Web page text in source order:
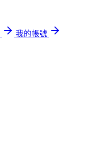
我的帳號